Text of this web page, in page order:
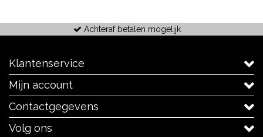
Achteraf betalen mogelijk
Klantenservice
Mijn account
Contactgegevens
Volg ons